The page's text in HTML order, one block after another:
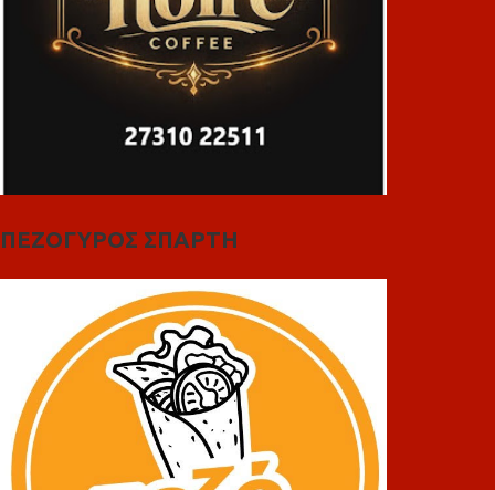
ΠΕΖΟΓΥΡΟΣ ΣΠΑΡΤΗ